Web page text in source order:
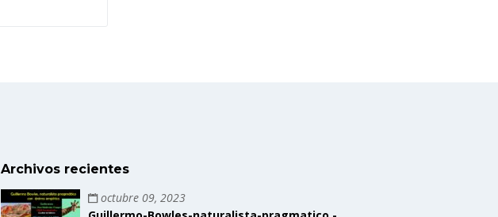
Archivos recientes
octubre 09, 2023